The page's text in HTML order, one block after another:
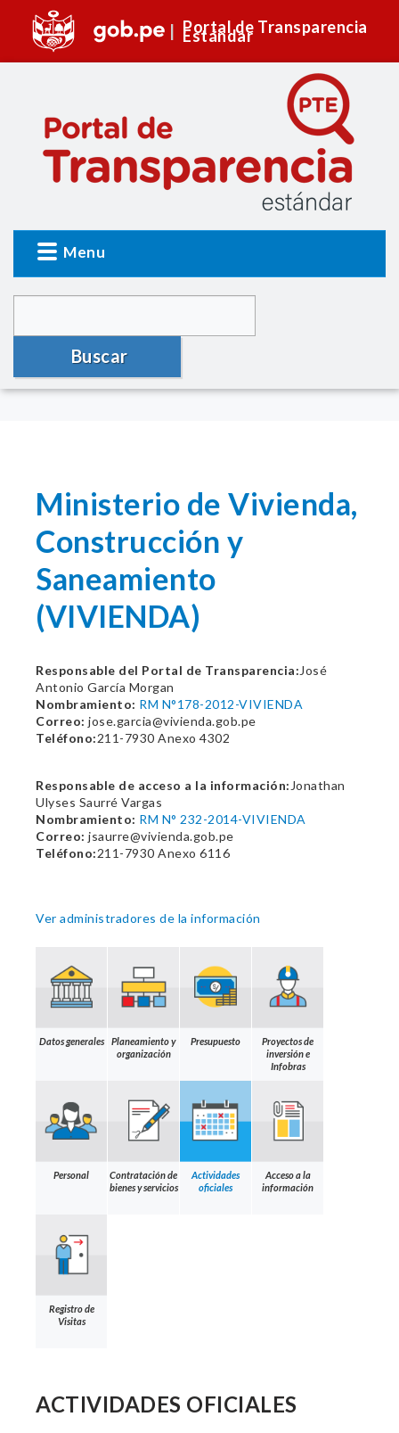
Portal de Transparencia
Estándar
Menu
Buscar
Ministerio de Vivienda,
Construcción y
Saneamiento
(VIVIENDA)
Responsable del Portal de Transparencia: José
Antonio García Morgan
Nombramiento: RM N°178-2012-VIVIENDA
Correo: jose.garcia@vivienda.gob.pe
Teléfono:211-7930 Anexo 4302
Responsable de acceso a la información: Jonathan
Ulyses Saurré Vargas
Nombramiento: RM N° 232-2014-VIVIENDA
Correo: jsaurre@vivienda.gob.pe
Teléfono:211-7930 Anexo 6116
Ver administradores de la información
Datos generales
Planeamiento y
organización
Presupuesto
Proyectos de
inversión e
Infobras
Personal
Contratación de
bienes y servicios
Actividades
oficiales
Acceso a la
información
Registro de
Visitas
ACTIVIDADES OFICIALES